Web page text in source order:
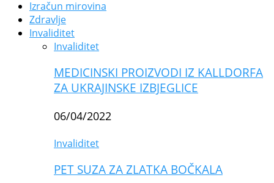
Izračun mirovina
Zdravlje
Invaliditet
Invaliditet
MEDICINSKI PROIZVODI IZ KALLDORFA
ZA UKRAJINSKE IZBJEGLICE
06/04/2022
Invaliditet
PET SUZA ZA ZLATKA BOČKALA